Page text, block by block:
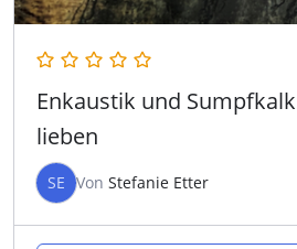
Enkaustik und
lieben
SE Von Stefanie Etter